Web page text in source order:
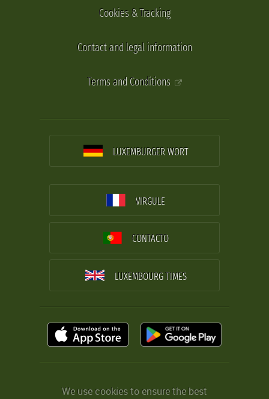
Cookies & Tracking
Contact and legal information
Terms and Conditions
LUXEMBURGER WORT
VIRGULE
CONTACTO
LUXEMBOURG TIMES
We use cookies to ensure the best